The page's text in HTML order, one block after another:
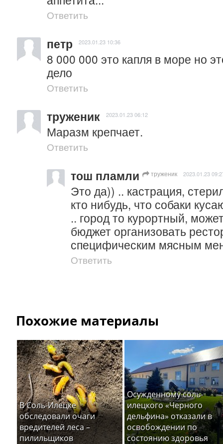
Ответить
петр 2023.01.23 10:36
8 000 000 это капля в море но
дело
Ответить
труженик 2023.01.23 06:12
Маразм крепчает.
Ответить
тош пламли труженик 2023.01.23
Это да)) .. кастрация,
кто нибудь, что собаки
.. город то курортный,
бюджет организовать
специфическим мясным
Ответить
Похожие материалы
В Соль-Илецке
обследовали очаги
вредителей леса –
пилильщиков
Осужденному соль-
илецкого «Черного
дельфина» отказали в
освобождении по
состоянию здоровья